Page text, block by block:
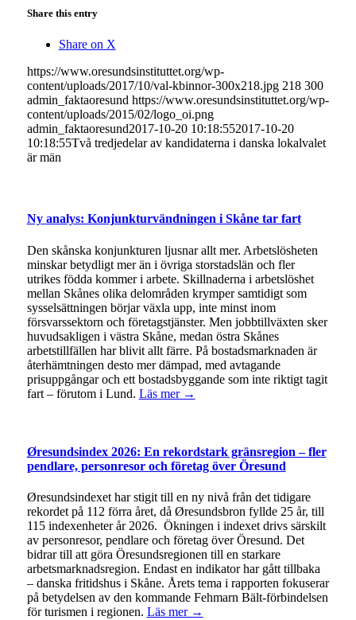
Share this entry
Share on X
https://www.oresundsinstituttet.org/wp-
content/uploads/2017/10/val-kbinnor-300x218.jpg 218 300
admin_faktaoresund https://www.oresundsinstituttet.org/wp-
content/uploads/2015/02/logo_oi.png
admin_faktaoresund2017-10-20 10:18:552017-10-20
10:18:55Två tredjedelar av kandidaterna i danska lokalvalet
är män
Ny analys: Konjunkturvändningen i Skåne tar fart
Den skånska konjunkturen ljusnar allt mer. Arbetslösheten
minskar betydligt mer än i övriga storstadslän och fler
utrikes födda kommer i arbete. Skillnaderna i arbetslöshet
mellan Skånes olika delområden krymper samtidigt som
sysselsättningen börjar växla upp, inte minst inom
försvarssektorn och företagstjänster. Men jobbtillväxten sker
huvudsakligen i västra Skåne, medan östra Skånes
arbetstillfällen har blivit allt färre. På bostadsmarknaden är
återhämtningen desto mer dämpad, med avtagande
prisuppgångar och ett bostadsbyggande som inte riktigt tagit
fart – förutom i Lund. Läs mer →
Øresundsindex 2026: En rekordstark gränsregion – fler
pendlare, personresor och företag över Öresund
Øresundsindexet har stigit till en ny nivå från det tidigare
rekordet på 112 förra året, då Øresundsbron fyllde 25 år, till
115 indexenheter år 2026. Ökningen i indexet drivs särskilt
av personresor, pendlare och företag över Öresund. Det
bidrar till att göra Öresundsregionen till en starkare
arbetsmarknadsregion. Endast en indikator har gått tillbaka
– danska fritidshus i Skåne. Årets tema i rapporten fokuserar
på betydelsen av den kommande Fehmarn Bält-förbindelsen
för turismen i regionen. Läs mer →